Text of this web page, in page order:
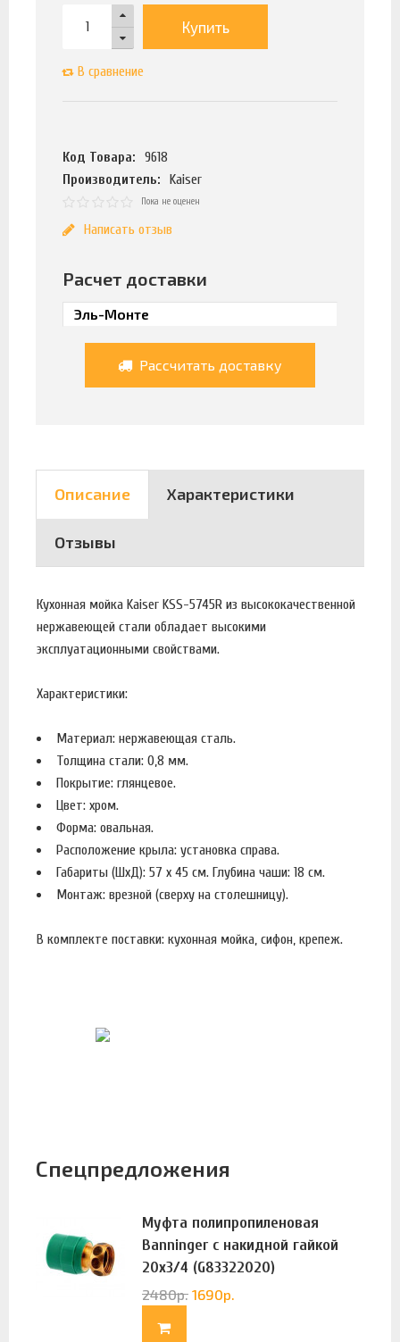
Купить
В сравнение
Код Товара:
9618
Производитель:
Kaiser
Пока не оценен
Написать отзыв
Расчет доставки
Рассчитать доставку
Описание Характеристики
Отзывы
Кухонная мойка Kaiser KSS-5745R из высококачественной
нержавеющей стали обладает высокими
эксплуатационными свойствами.
Характеристики:
Материал: нержавеющая сталь.
Толщина стали: 0,8 мм.
Покрытие: глянцевое.
Цвет: хром.
Форма: овальная.
Расположение крыла: установка справа.
Габариты (ШхД): 57 x 45 см. Глубина чаши: 18 см.
Монтаж: врезной (сверху на столешницу).
В комплекте поставки: кухонная мойка, сифон, крепеж.
Спецпредложения
Муфта полипропиленовая
Banninger с накидной гайкой
20х3/4 (G83322020)
2480р. 1690р.